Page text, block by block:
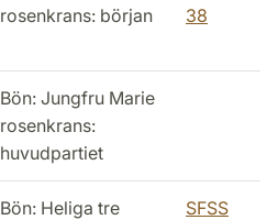
rosenkrans: början
38
Bön: Jungfru Marie
rosenkrans:
huvudpartiet
Bön: Heliga tre
SFSS